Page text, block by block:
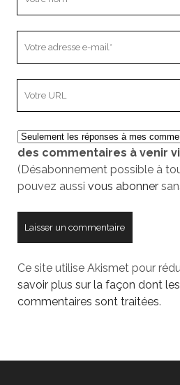
mail
votre
site
des commentaires à venir
(Désabonnement possible à
pouvez aussi vous abonner
Ce site utilise Akismet pour
savoir plus sur la façon dont
commentaires sont traitées.